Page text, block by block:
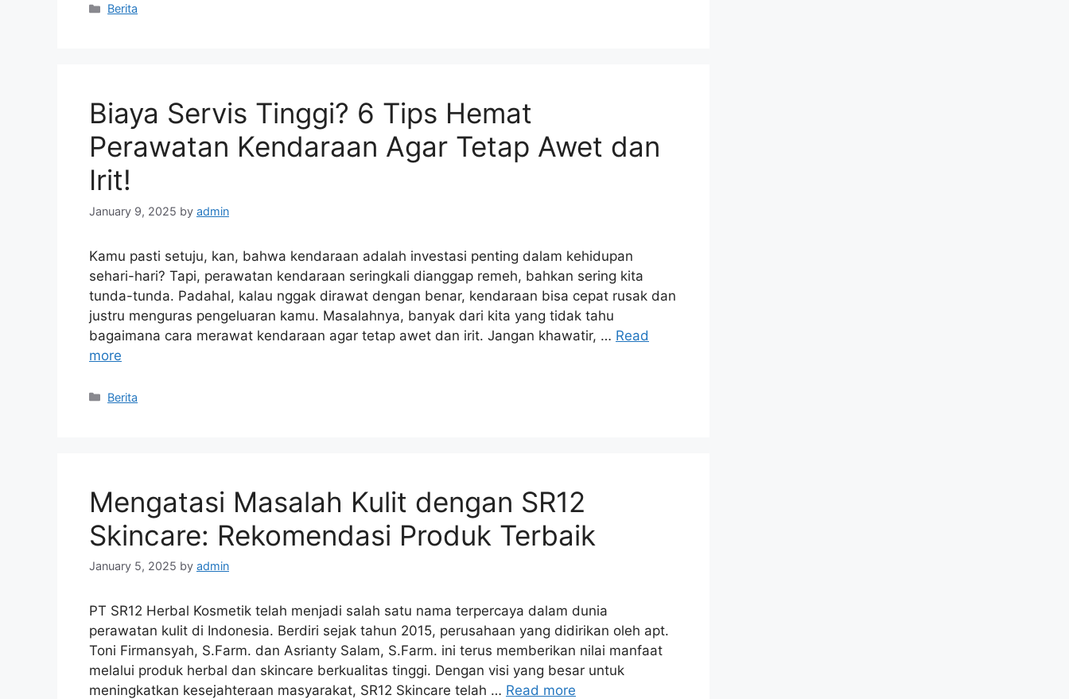
Categories
Berita
Biaya Servis Tinggi? 6 Tips Hemat
Perawatan Kendaraan Agar Tetap Awet dan
Irit!
January 9, 2025 by admin
Kamu pasti setuju, kan, bahwa kendaraan adalah investasi penting dalam kehidupan
sehari-hari? Tapi, perawatan kendaraan seringkali dianggap remeh, bahkan sering kita
tunda-tunda. Padahal, kalau nggak dirawat dengan benar, kendaraan bisa cepat rusak dan
justru menguras pengeluaran kamu. Masalahnya, banyak dari kita yang tidak tahu
bagaimana cara merawat kendaraan agar tetap awet dan irit. Jangan khawatir, … Read
more
Categories
Berita
Mengatasi Masalah Kulit dengan SR12
Skincare: Rekomendasi Produk Terbaik
January 5, 2025 by admin
PT SR12 Herbal Kosmetik telah menjadi salah satu nama terpercaya dalam dunia
perawatan kulit di Indonesia. Berdiri sejak tahun 2015, perusahaan yang didirikan oleh apt.
Toni Firmansyah, S.Farm. dan Asrianty Salam, S.Farm. ini terus memberikan nilai manfaat
melalui produk herbal dan skincare berkualitas tinggi. Dengan visi yang besar untuk
meningkatkan kesejahteraan masyarakat, SR12 Skincare telah … Read more